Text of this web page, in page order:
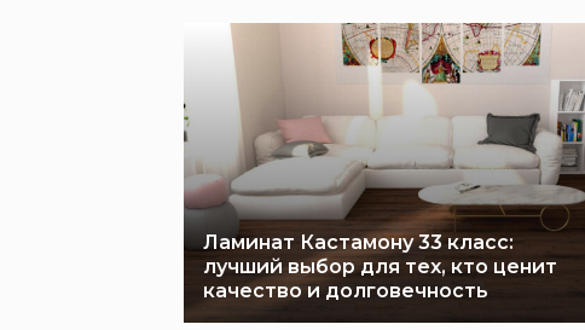
Ламинат Кастамону 33 класс:
лучший выбор для тех, кто ценит
качество и долговечность